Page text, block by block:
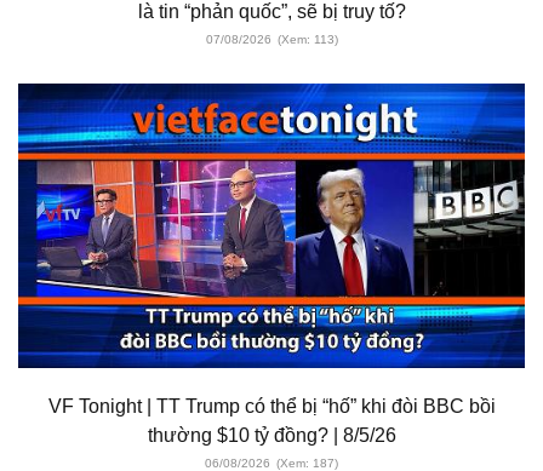
là tin “phản quốc”, sẽ bị truy tố?
07/08/2026 (Xem: 113)
VF Tonight | TT Trump có thể bị “hố” khi đòi BBC bồi
thường $10 tỷ đồng? | 8/5/26
06/08/2026 (Xem: 187)